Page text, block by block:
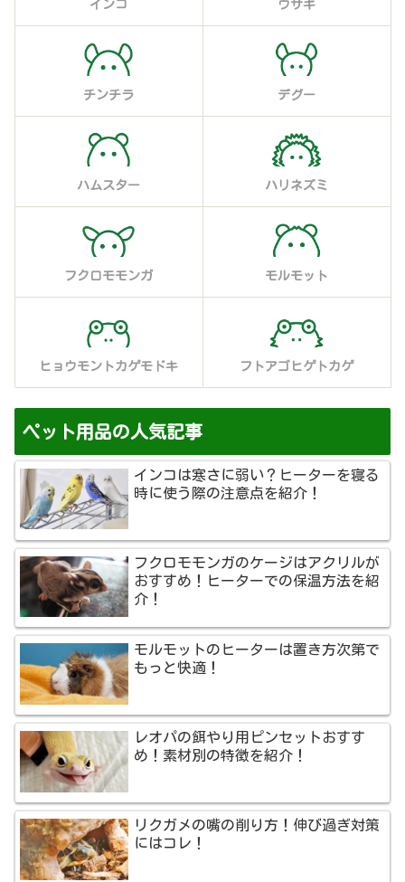
インコ ウサギ
チンチラ デグー
ハムスター ハリネズミ
フクロモモンガ モルモット
ヒョウモントカゲモドキ フトアゴヒゲトカゲ
ペット用品の人気記事
インコは寒さに弱い？ヒーターを寝る
時に使う際の注意点を紹介！
フクロモモンガのケージはアクリルが
おすすめ！ヒーターでの保温方法を紹
介！
モルモットのヒーターは置き方次第で
もっと快適！
レオパの餌やり用ピンセットおすす
め！素材別の特徴を紹介！
リクガメの嘴の削り方！伸び過ぎ対策
にはコレ！